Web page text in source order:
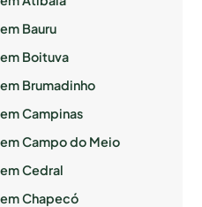
Bauru
Boituva
Brumadinho
Campinas
Campo do Meio
Cedral
Chapecó